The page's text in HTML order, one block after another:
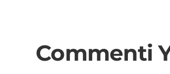
Commenti